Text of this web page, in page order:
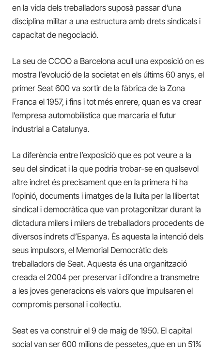
en la vida dels treballadors suposà passar d’una
disciplina militar a una estructura amb drets sindicals i
capacitat de negociació.
La seu de CCOO a Barcelona acull una exposició on es
mostra l’evolució de la societat en els últims 60 anys, el
primer Seat 600 va sortir de la fàbrica de la Zona
Franca el 1957, i fins i tot més enrere, quan es va crear
l’empresa automobilística que marcaria el futur
industrial a Catalunya.
La diferència entre l’exposició que es pot veure a la
seu del sindicat i la que podria trobar-se en qualsevol
altre indret és precisament que en la primera hi ha
l’opinió, documents i imatges de la lluita per la llibertat
sindical i democràtica que van protagonitzar durant la
dictadura milers i milers de treballadors procedents de
diversos indrets d’Espanya. És aquesta la intenció dels
seus impulsors, el Memorial Democràtic dels
treballadors de Seat. Aquesta és una organització
creada el 2004 per preservar i difondre a transmetre
a les joves generacions els valors que impulsaren el
compromís personal i col·lectiu.
Seat es va construir el 9 de maig de 1950. El capital
social van ser 600 milions de pessetes,,que en un 51%